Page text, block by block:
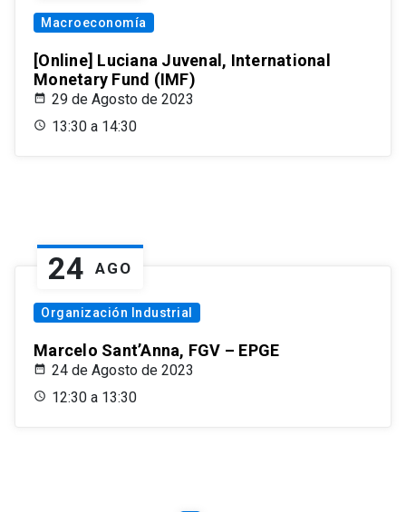
Macroeconomía
[Online] Luciana Juvenal, International
Monetary Fund (IMF)
29 de Agosto de 2023
13:30 a 14:30
24 AGO
Organización Industrial
Marcelo Sant’Anna, FGV – EPGE
24 de Agosto de 2023
12:30 a 13:30